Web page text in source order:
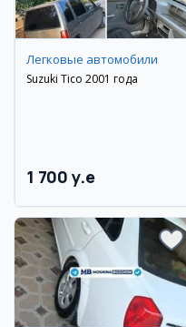
Легковые автомобили
Suzuki Tico 2001 года
1 700 y.e